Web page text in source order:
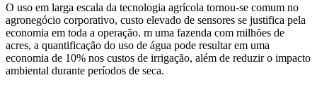
O uso em larga escala da tecnologia agrícola tornou-se comum no
agronegócio corporativo, custo elevado de sensores se justifica pela
economia em toda a operação. m uma fazenda com milhões de
acres, a quantificação do uso de água pode resultar em uma
economia de 10% nos custos de irrigação, além de reduzir o impacto
ambiental durante períodos de seca.